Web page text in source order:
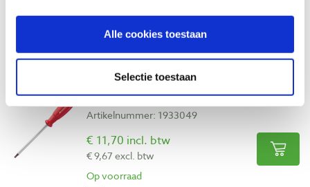
Alle cookies toestaan
Selectie toestaan
€ 0,87 excl. btw
Op voorraad
Vergelijken
PB schroevendraaier Torx T15 met gat
Artikelnummer: 1933049
€ 11,70 incl. btw
€ 9,67 excl. btw
Op voorraad